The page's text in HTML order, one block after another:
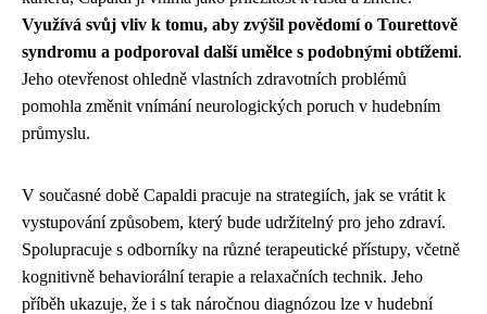
Využívá svůj vliv k tomu, aby zvýšil povědomí o Tourettově
syndromu a podporoval další umělce s podobnými obtížemi.
Jeho otevřenost ohledně vlastních zdravotních problémů
pomohla změnit vnímání neurologických poruch v hudebním
průmyslu.
V současné době Capaldi pracuje na strategiích, jak se vrátit k
vystupování způsobem, který bude udržitelný pro jeho zdraví.
Spolupracuje s odborníky na různé terapeutické přístupy, včetně
kognitivně behaviorální terapie a relaxačních technik. Jeho
příběh ukazuje, že i s tak náročnou diagnózou lze v hudební